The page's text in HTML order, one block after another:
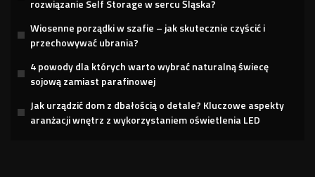
rozwiązanie Self Storage w sercu Śląska?
Wiosenne porządki w szafie – jak skutecznie czyścić i
przechowywać ubrania?
4 powody dla których warto wybrać naturalną świecę
sojową zamiast parafinowej
Jak urządzić dom z dbałością o detale? Kluczowe aspekty
aranżacji wnętrz z wykorzystaniem oświetlenia LED